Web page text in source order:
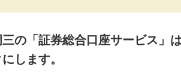
の「証券総合口座サービス」
します。